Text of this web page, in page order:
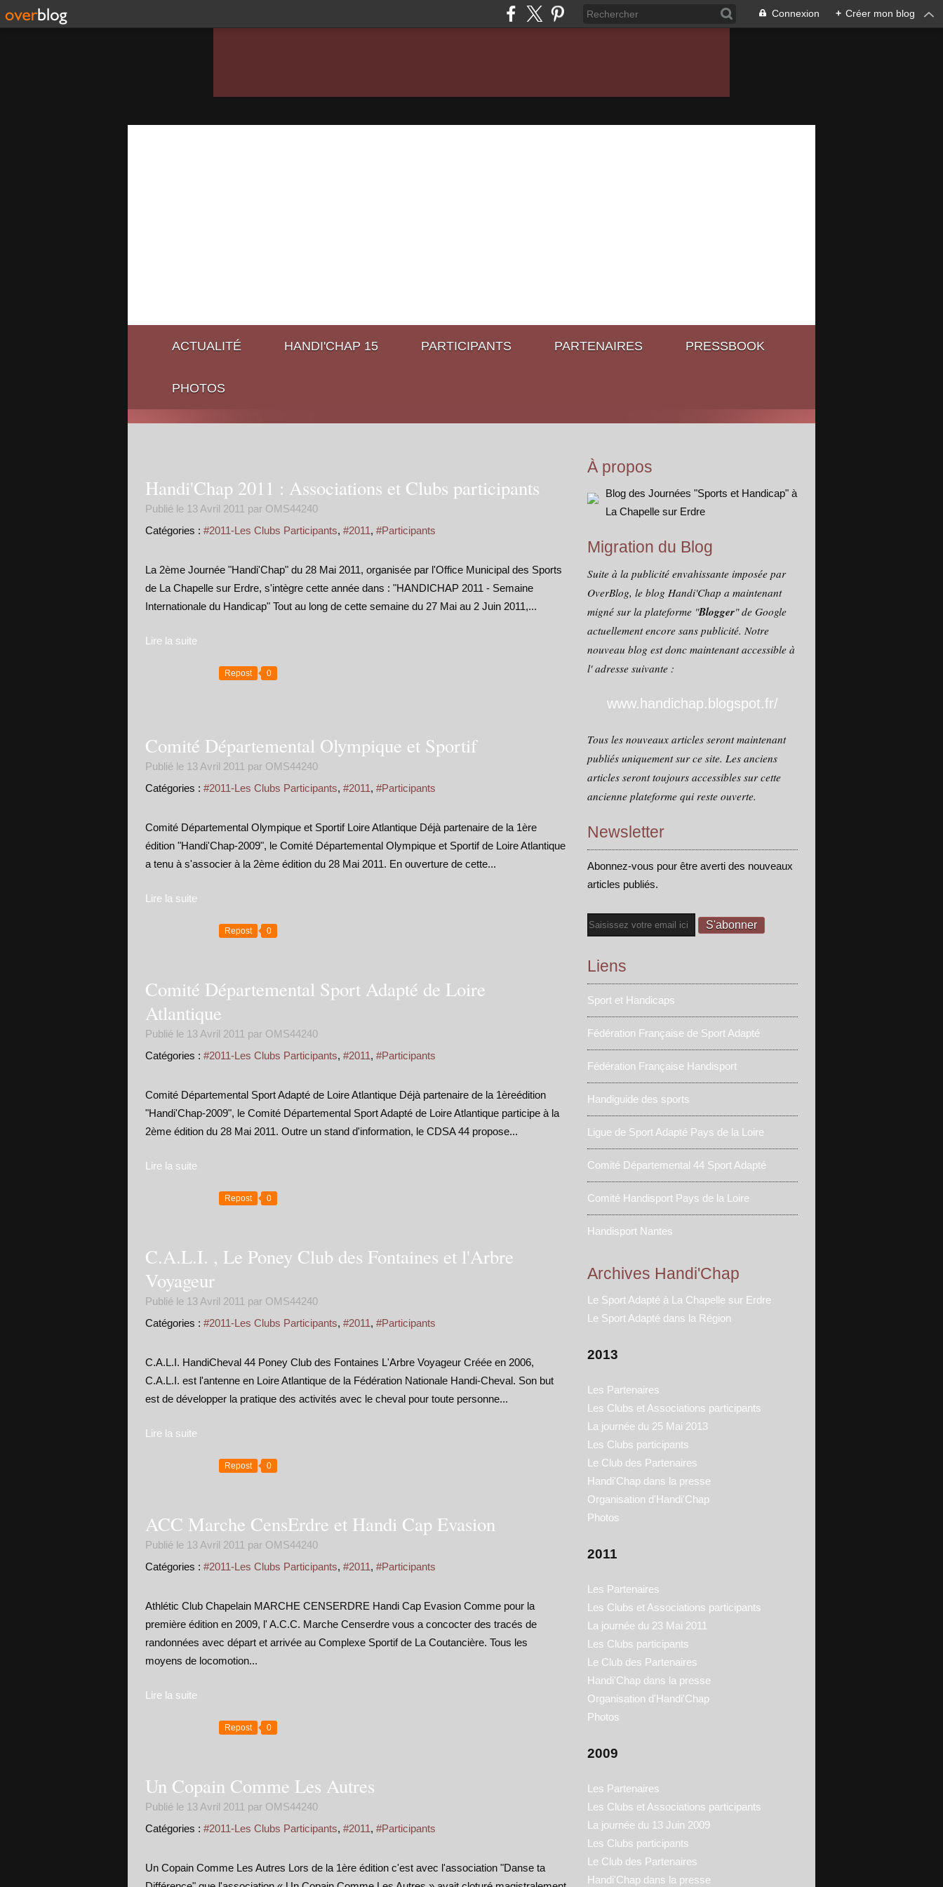
Connexion + Créer mon blog
ACTUALITÉ HANDI'CHAP 15 PARTICIPANTS PARTENAIRES PRESSBOOK
PHOTOS
Handi'Chap 2011 : Associations et Clubs participants
Publié le 13 Avril 2011 par OMS44240
Catégories : #2011-Les Clubs Participants, #2011, #Participants
La 2ème Journée "Handi'Chap" du 28 Mai 2011, organisée par l'Office Municipal des Sports
de La Chapelle sur Erdre, s'intègre cette année dans : "HANDICHAP 2011 - Semaine
Internationale du Handicap" Tout au long de cette semaine du 27 Mai au 2 Juin 2011,...
Lire la suite
Repost 0
Comité Départemental Olympique et Sportif
Publié le 13 Avril 2011 par OMS44240
Catégories : #2011-Les Clubs Participants, #2011, #Participants
Comité Départemental Olympique et Sportif Loire Atlantique Déjà partenaire de la 1ère
édition "Handi'Chap-2009", le Comité Départemental Olympique et Sportif de Loire Atlantique
a tenu à s'associer à la 2ème édition du 28 Mai 2011. En ouverture de cette...
Lire la suite
Repost 0
Comité Départemental Sport Adapté de Loire
Atlantique
Publié le 13 Avril 2011 par OMS44240
Catégories : #2011-Les Clubs Participants, #2011, #Participants
Comité Départemental Sport Adapté de Loire Atlantique Déjà partenaire de la 1èreédition
"Handi'Chap-2009", le Comité Départemental Sport Adapté de Loire Atlantique participe à la
2ème édition du 28 Mai 2011. Outre un stand d'information, le CDSA 44 propose...
Lire la suite
Repost 0
C.A.L.I. , Le Poney Club des Fontaines et l'Arbre
Voyageur
Publié le 13 Avril 2011 par OMS44240
Catégories : #2011-Les Clubs Participants, #2011, #Participants
C.A.L.I. HandiCheval 44 Poney Club des Fontaines L'Arbre Voyageur Créée en 2006,
C.A.L.I. est l'antenne en Loire Atlantique de la Fédération Nationale Handi-Cheval. Son but
est de développer la pratique des activités avec le cheval pour toute personne...
Lire la suite
Repost 0
ACC Marche CensErdre et Handi Cap Evasion
Publié le 13 Avril 2011 par OMS44240
Catégories : #2011-Les Clubs Participants, #2011, #Participants
Athlétic Club Chapelain MARCHE CENSERDRE Handi Cap Evasion Comme pour la
première édition en 2009, l' A.C.C. Marche Censerdre vous a concocter des tracés de
randonnées avec départ et arrivée au Complexe Sportif de La Coutancière. Tous les
moyens de locomotion...
Lire la suite
Repost 0
Un Copain Comme Les Autres
Publié le 13 Avril 2011 par OMS44240
Catégories : #2011-Les Clubs Participants, #2011, #Participants
Un Copain Comme Les Autres Lors de la 1ère édition c'est avec l'association "Danse ta
À propos
Blog des Journées "Sports et Handicap" à
La Chapelle sur Erdre
Migration du Blog
Suite à la publicité envahissante imposée par
OverBlog, le blog Handi'Chap a maintenant
migné sur la plateforme "Blogger" de Google
actuellement encore sans publicité. Notre
nouveau blog est donc maintenant accessible à
l' adresse suivante :
www.handichap.blogspot.fr/
Tous les nouveaux articles seront maintenant
publiés uniquement sur ce site. Les anciens
articles seront toujours accessibles sur cette
ancienne plateforme qui reste ouverte.
Newsletter
Abonnez-vous pour être averti des nouveaux
articles publiés.
Email
Liens
Sport et Handicaps
Fédération Française de Sport Adapté
Fédération Française Handisport
Handiguide des sports
Ligue de Sport Adapté Pays de la Loire
Comité Départemental 44 Sport Adapté
Comité Handisport Pays de la Loire
Handisport Nantes
Archives Handi'Chap
Le Sport Adapté à La Chapelle sur Erdre
Le Sport Adapté dans la Région
2013
Les Partenaires
Les Clubs et Associations participants
La journée du 25 Mai 2013
Les Clubs participants
Le Club des Partenaires
Handi'Chap dans la presse
Organisation d'Handi'Chap
Photos
2011
Les Partenaires
Les Clubs et Associations participants
La journée du 23 Mai 2011
Les Clubs participants
Le Club des Partenaires
Handi'Chap dans la presse
Organisation d'Handi'Chap
Photos
2009
Les Partenaires
Les Clubs et Associations participants
La journée du 13 Juin 2009
Les Clubs participants
Le Club des Partenaires
Handi'Chap dans la presse